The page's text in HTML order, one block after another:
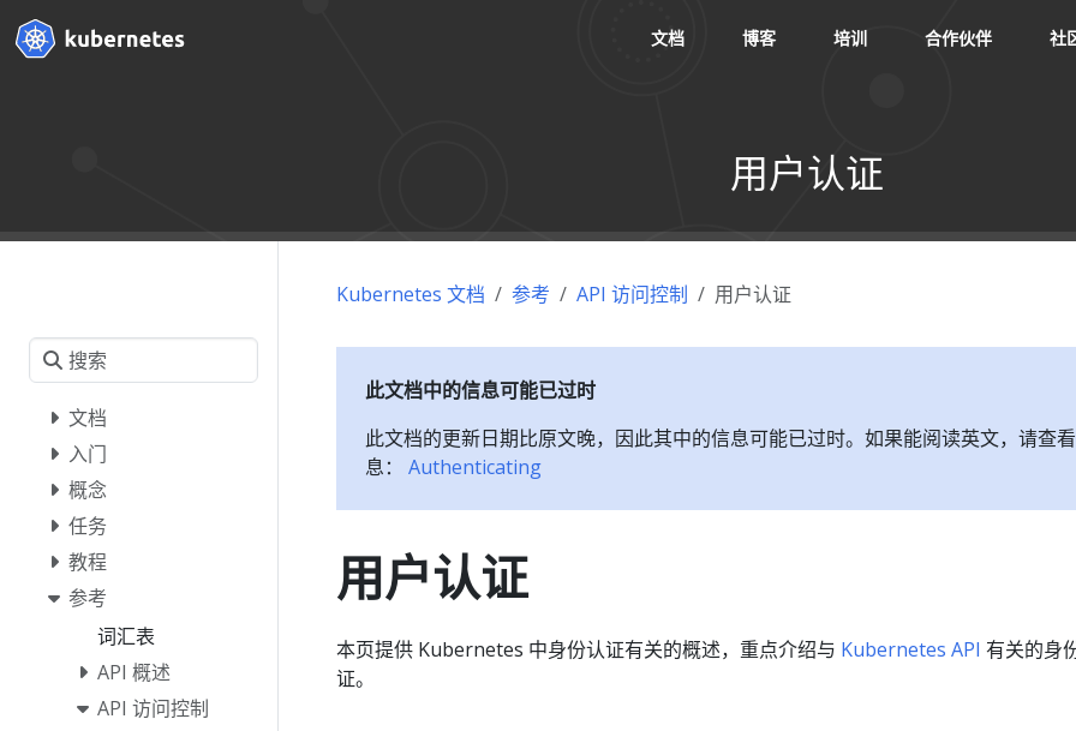
文档 博客 培训 合作伙伴 社
用户认证
文档
入门
概念
任务
教程
参考
词汇表
API 概述
API 访问控制
Kubernetes 文档 参考 API 访问控制 用户认证
此文档中的信息可能已过时
此文档的更新日期比原文晚，因此其中的信息可能已过时。如果能阅读英文，请查
息： Authenticating
用户认证
本页提供 Kubernetes 中身份认证有关的概述，重点介绍与 Kubernetes API 有关的身
证。